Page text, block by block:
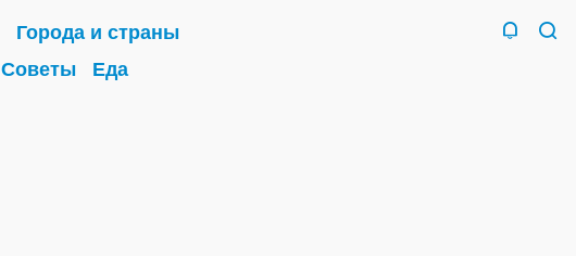
Города и страны
Советы Еда